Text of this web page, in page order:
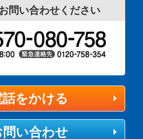
問い合わせください
話をかける
問い合わせ